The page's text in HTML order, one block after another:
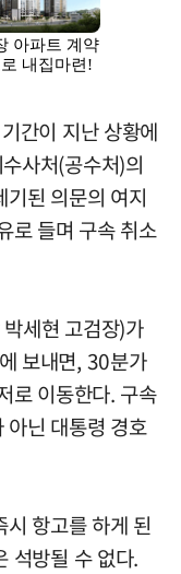
간이 지난 상황에
사처(공수처)의
된 의문의 여지
로 들며 구속 취소
세현 고검장)가
보내면, 30분가
로 이동한다. 구속
아닌 대통령 경호
항고를 하게 된
석방될 수 없다.